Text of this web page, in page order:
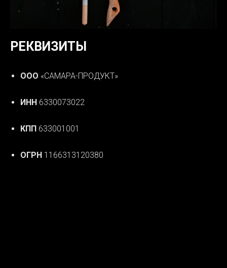
РЕКВИЗИТЫ
ООО «САМАРА-ПРОДУКТ»
ИНН 6330073022
КПП 633001001
ОГРН 1166313120380